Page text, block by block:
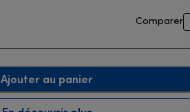
Comparer
Ajouter au panier